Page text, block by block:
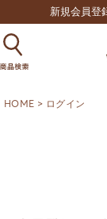
新規会員登
HOME ログイン